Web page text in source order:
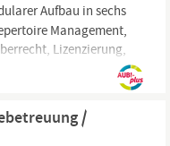
Aufbau in sechs
Management,
Lizenzierung,
(Budgetierung,
Veranstaltungsmarkt
Konzert- &
/